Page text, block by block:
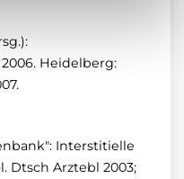
Heidelberg:
Interstitielle
Dtsch Arztebl 2003;